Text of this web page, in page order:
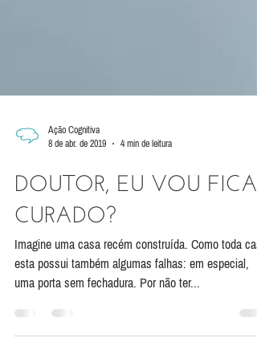
DOUTOR, EU VOU FICAR
CURADO?
Imagine uma casa recém construída. Como toda
esta possui também algumas falhas: em especial,
uma porta sem fechadura. Por não ter...